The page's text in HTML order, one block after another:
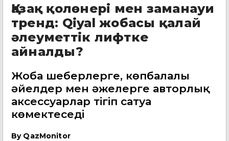
Қазақ қолөнері мен заманауи
тренд: Qiyal жобасы қалай
әлеуметтік лифтке
айналды?
Жоба шеберлерге, көпбалалы
әйелдер мен әжелерге авторлық
аксессуарлар тігіп сатуға
көмектеседі
By QazMonitor